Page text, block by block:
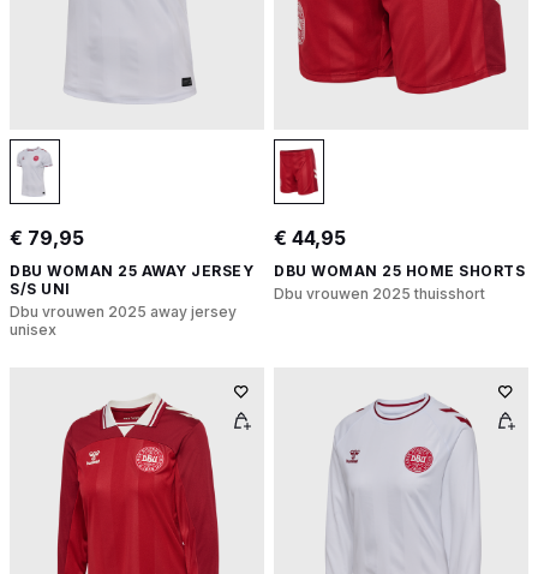
€ 79,95
DBU WOMAN 25 AWAY JERSEY
S/S UNI
Dbu vrouwen 2025 away jersey
unisex
€ 44,95
DBU WOMAN 25 HOME SHORTS
Dbu vrouwen 2025 thuisshort